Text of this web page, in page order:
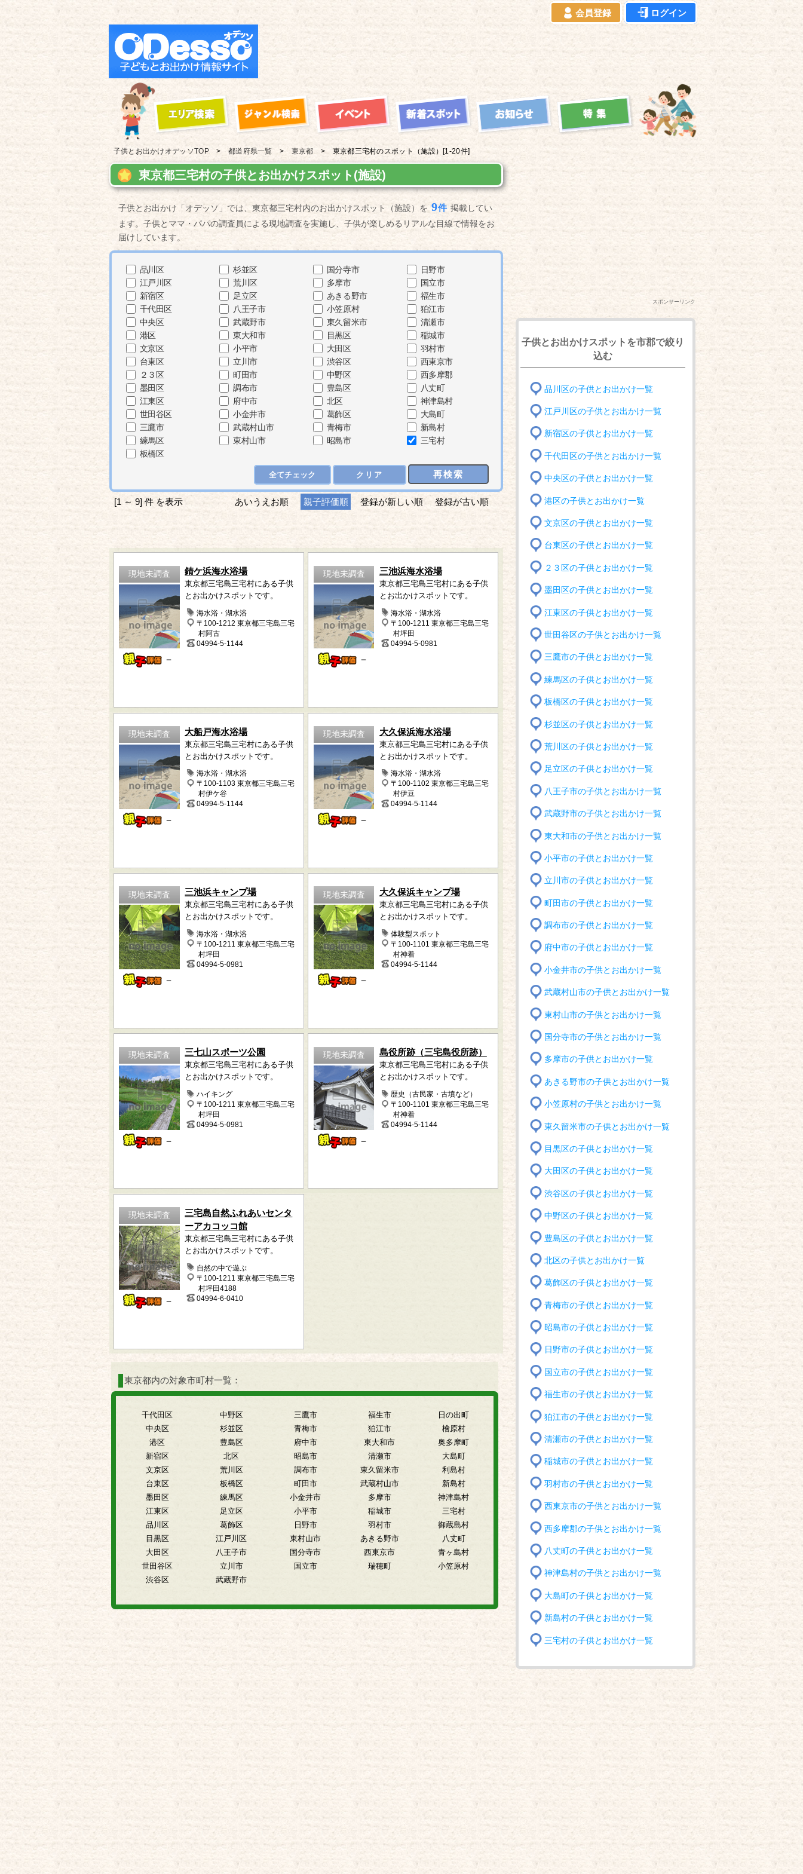
会員登録 ログイン
子供とお出かけ オデッソTOP 都道府県一覧 東京都 東京都三宅村の スポット（施設） [1-20件]
東京都三宅村の子供とお出かけスポット(施設)
子供とお出かけ「オデッソ」では、東京都三宅村内のお出かけスポット（施設）を 9件 掲載してい
ます。子供とママ・パパの調査員による現地調査を実施し、子供が楽しめるリアルな目線で情報をお
届けしています。
品川区
江戸川区
新宿区
千代田区
中央区
港区
文京区
台東区
２３区
墨田区
江東区
世田谷区
三鷹市
練馬区
板橋区
杉並区
荒川区
足立区
八王子市
武蔵野市
東大和市
小平市
立川市
町田市
調布市
府中市
小金井市
武蔵村山市
東村山市
国分寺市
多摩市
あきる野市
小笠原村
東久留米市
目黒区
大田区
渋谷区
中野区
豊島区
北区
葛飾区
青梅市
昭島市
日野市
国立市
福生市
狛江市
清瀬市
稲城市
羽村市
西東京市
西多摩郡
八丈町
神津島村
大島町
新島村
三宅村
全てチェック クリア 再検索
[1 ～ 9] 件 を表示 あいうえお順 親子評価順 登録が新しい順 登録が古い順
現地未調査
－
錆ケ浜海水浴場
東京都三宅島三宅村にある子供
とお出かけスポットです。
海水浴・湖水浴
〒100-1212 東京都三宅島三宅
村阿古
04994-5-1144
現地未調査
－
三池浜海水浴場
東京都三宅島三宅村にある子供
とお出かけスポットです。
海水浴・湖水浴
〒100-1211 東京都三宅島三宅
村坪田
04994-5-0981
現地未調査
－
大船戸海水浴場
東京都三宅島三宅村にある子供
とお出かけスポットです。
海水浴・湖水浴
〒100-1103 東京都三宅島三宅
村伊ケ谷
04994-5-1144
現地未調査
－
大久保浜海水浴場
東京都三宅島三宅村にある子供
とお出かけスポットです。
海水浴・湖水浴
〒100-1102 東京都三宅島三宅
村伊豆
04994-5-1144
現地未調査
－
三池浜キャンプ場
東京都三宅島三宅村にある子供
とお出かけスポットです。
海水浴・湖水浴
〒100-1211 東京都三宅島三宅
村坪田
04994-5-0981
現地未調査
－
大久保浜キャンプ場
東京都三宅島三宅村にある子供
とお出かけスポットです。
体験型スポット
〒100-1101 東京都三宅島三宅
村神着
04994-5-1144
現地未調査
－
三七山スポーツ公園
東京都三宅島三宅村にある子供
とお出かけスポットです。
ハイキング
〒100-1211 東京都三宅島三宅
村坪田
04994-5-0981
現地未調査
－
島役所跡（三宅島役所跡）
東京都三宅島三宅村にある子供
とお出かけスポットです。
歴史（古民家・古墳など）
〒100-1101 東京都三宅島三宅
村神着
04994-5-1144
現地未調査
－
三宅島自然ふれあいセンタ
ーアカコッコ館
東京都三宅島三宅村にある子供
とお出かけスポットです。
自然の中で遊ぶ
〒100-1211 東京都三宅島三宅
村坪田4188
04994-6-0410
東京都内の対象市町村一覧：
千代田区
中央区
港区
新宿区
文京区
台東区
墨田区
江東区
品川区
目黒区
大田区
世田谷区
渋谷区
中野区
杉並区
豊島区
北区
荒川区
板橋区
練馬区
足立区
葛飾区
江戸川区
八王子市
立川市
武蔵野市
三鷹市
青梅市
府中市
昭島市
調布市
町田市
小金井市
小平市
日野市
東村山市
国分寺市
国立市
福生市
狛江市
東大和市
清瀬市
東久留米市
武蔵村山市
多摩市
稲城市
羽村市
あきる野市
西東京市
瑞穂町
日の出町
檜原村
奥多摩町
大島町
利島村
新島村
神津島村
三宅村
御蔵島村
八丈町
青ヶ島村
小笠原村
スポンサーリンク
子供とお出かけスポットを市郡で絞り
込む
品川区の子供とお出かけ一覧
江戸川区の子供とお出かけ一覧
新宿区の子供とお出かけ一覧
千代田区の子供とお出かけ一覧
中央区の子供とお出かけ一覧
港区の子供とお出かけ一覧
文京区の子供とお出かけ一覧
台東区の子供とお出かけ一覧
２３区の子供とお出かけ一覧
墨田区の子供とお出かけ一覧
江東区の子供とお出かけ一覧
世田谷区の子供とお出かけ一覧
三鷹市の子供とお出かけ一覧
練馬区の子供とお出かけ一覧
板橋区の子供とお出かけ一覧
杉並区の子供とお出かけ一覧
荒川区の子供とお出かけ一覧
足立区の子供とお出かけ一覧
八王子市の子供とお出かけ一覧
武蔵野市の子供とお出かけ一覧
東大和市の子供とお出かけ一覧
小平市の子供とお出かけ一覧
立川市の子供とお出かけ一覧
町田市の子供とお出かけ一覧
調布市の子供とお出かけ一覧
府中市の子供とお出かけ一覧
小金井市の子供とお出かけ一覧
武蔵村山市の子供とお出かけ一覧
東村山市の子供とお出かけ一覧
国分寺市の子供とお出かけ一覧
多摩市の子供とお出かけ一覧
あきる野市の子供とお出かけ一覧
小笠原村の子供とお出かけ一覧
東久留米市の子供とお出かけ一覧
目黒区の子供とお出かけ一覧
大田区の子供とお出かけ一覧
渋谷区の子供とお出かけ一覧
中野区の子供とお出かけ一覧
豊島区の子供とお出かけ一覧
北区の子供とお出かけ一覧
葛飾区の子供とお出かけ一覧
青梅市の子供とお出かけ一覧
昭島市の子供とお出かけ一覧
日野市の子供とお出かけ一覧
国立市の子供とお出かけ一覧
福生市の子供とお出かけ一覧
狛江市の子供とお出かけ一覧
清瀬市の子供とお出かけ一覧
稲城市の子供とお出かけ一覧
羽村市の子供とお出かけ一覧
西東京市の子供とお出かけ一覧
西多摩郡の子供とお出かけ一覧
八丈町の子供とお出かけ一覧
神津島村の子供とお出かけ一覧
大島町の子供とお出かけ一覧
新島村の子供とお出かけ一覧
三宅村の子供とお出かけ一覧